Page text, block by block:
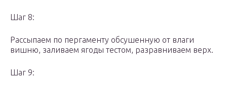
Шаг 8:
Рассыпаем по пергаменту обсушенную от влаги
вишню, заливаем ягоды тестом, разравниваем верх.
Шаг 9: